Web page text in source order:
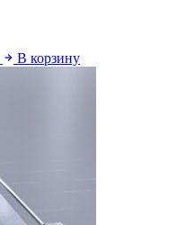
В корзину